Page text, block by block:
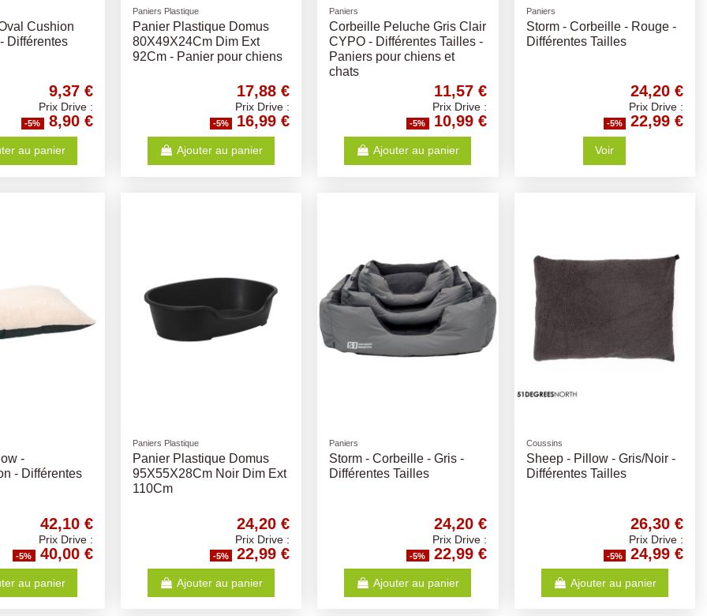
Cushion
Différentes
9,37 €
Prix Drive :
-5% 8,90 €
au panier
Paniers Plastique
Panier Plastique Domus
80X49X24Cm Dim Ext
92Cm - Panier pour chiens
17,88 €
Prix Drive :
-5% 16,99 €
Ajouter au panier
Paniers
Corbeille Peluche Gris Clair
CYPO - Différentes Tailles -
Paniers pour chiens et
chats
11,57 €
Prix Drive :
-5% 10,99 €
Ajouter au panier
Paniers
Storm - Corbeille - Rouge -
Différentes Tailles
24,20 €
Prix Drive :
-5% 22,99 €
Voir
-
- Différentes
42,10 €
Prix Drive :
-5% 40,00 €
au panier
Paniers Plastique
Panier Plastique Domus
95X55X28Cm Noir Dim Ext
110Cm
24,20 €
Prix Drive :
-5% 22,99 €
Ajouter au panier
Paniers
Storm - Corbeille - Gris -
Différentes Tailles
24,20 €
Prix Drive :
-5% 22,99 €
Ajouter au panier
Coussins
Sheep - Pillow - Gris/Noir -
Différentes Tailles
26,30 €
Prix Drive :
-5% 24,99 €
Ajouter au panier